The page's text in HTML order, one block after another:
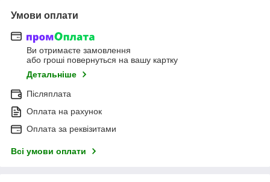
Умови оплати
Ви отримаєте замовлення
або гроші повернуться на вашу картку
Детальніше
Післяплата
Оплата на рахунок
Оплата за реквізитами
Всі умови оплати